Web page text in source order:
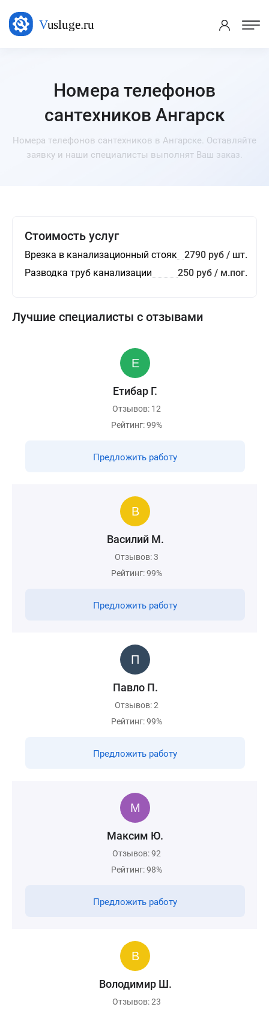
Номера телефонов
сантехников Ангарск
Номера телефонов сантехников в Ангарске. Оставляйте
заявку и наши специалисты выполнят Ваш заказ.
Стоимость услуг
Врезка в канализационный стояк
2790 руб / шт.
Разводка труб канализации
250 руб / м.пог.
Лучшие специалисты с отзывами
Етибар Г.
Отзывов: 12
Рейтинг: 99%
Предложить работу
Василий М.
Отзывов: 3
Рейтинг: 99%
Предложить работу
Павло П.
Отзывов: 2
Рейтинг: 99%
Предложить работу
Максим Ю.
Отзывов: 92
Рейтинг: 98%
Предложить работу
Володимир Ш.
Отзывов: 23